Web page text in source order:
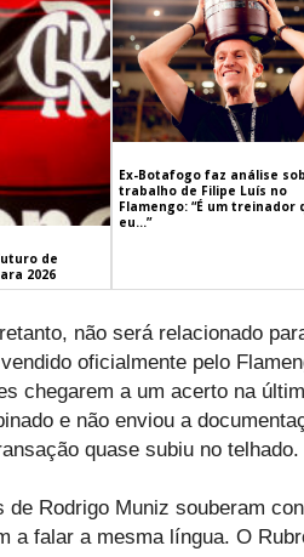
de
2026
Ex-Botafogo faz análise
trabalho de Filipe Luís no
Flamengo: “É um treinador
eu…”
não será relacionado
oficialmente pelo
chegarem a um acerto na
e não enviou a
quase subiu no telhado.
de Rodrigo Muniz souberam
a falar a mesma língua. O